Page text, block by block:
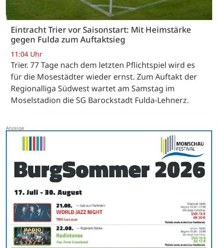
Eintracht Trier vor Saisonstart: Mit Heimstärke
gegen Fulda zum Auftaktsieg
11:04 Uhr
Trier. 77 Tage nach dem letzten Pflichtspiel wird es
für die Mosestädter wieder ernst. Zum Auftakt der
Regionalliga Südwest wartet am Samstag im
Moselstadion die SG Barockstadt Fulda-Lehnerz.